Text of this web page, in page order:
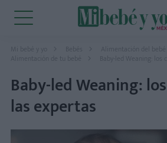
Mi bebé y yo Bebés
Alimentación del bebé
Alimentación de tu bebé
Baby-led Weaning: los
Baby-led Weaning:
las expertas